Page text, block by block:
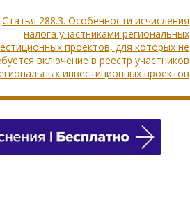
Статья 288.3. Особенности исчисления
налога участниками региональных
проектов, для которых не
включение в реестр участников
инвестиционных проектов